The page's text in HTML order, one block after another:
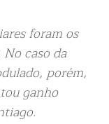
foram os
caso da
porém,
ganho